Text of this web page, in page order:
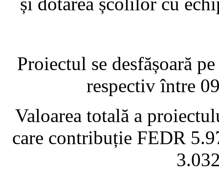
Proiectul se desfășoară
respectiv între
Valoarea totală a
care contribuție FEDR